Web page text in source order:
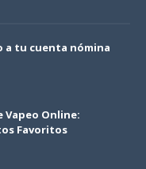
a tu cuenta nómina
Vapeo Online:
Favoritos